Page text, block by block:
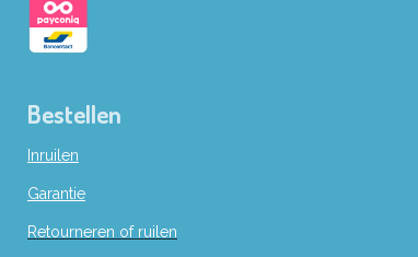
Bestellen
Inruilen
Garantie
Retourneren of ruilen